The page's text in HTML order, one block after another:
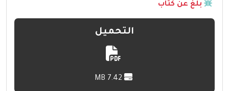
بلّغ عن كتاب
التحميل